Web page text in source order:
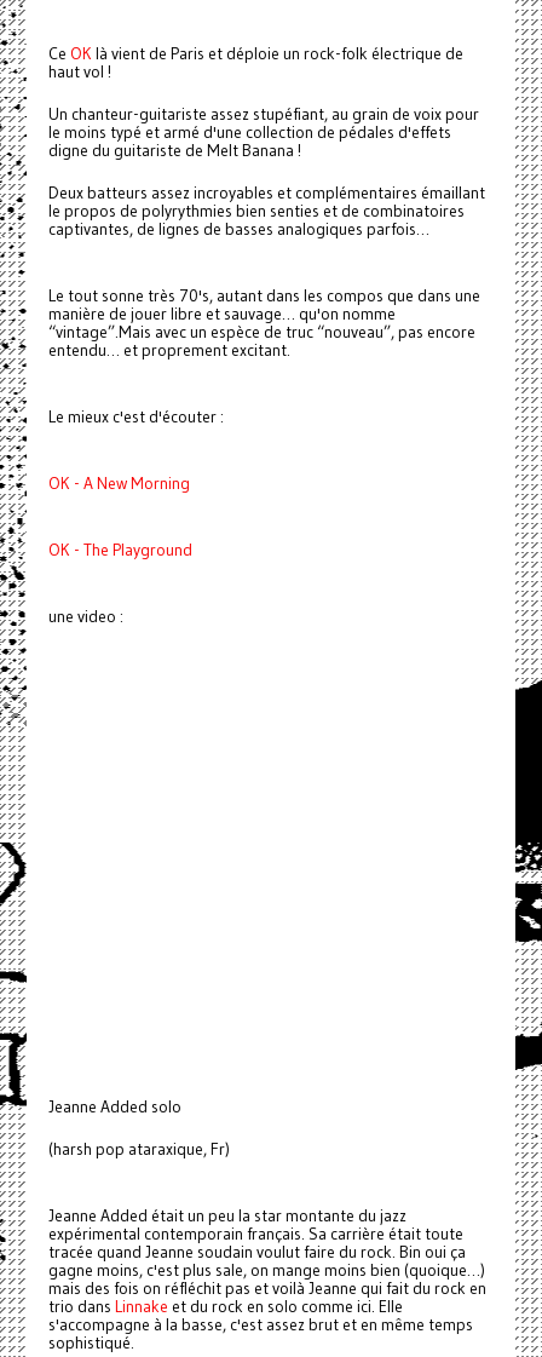
Ce OK là vient de Paris et déploie un rock-folk électrique de
haut vol !
Un chanteur-guitariste assez stupéfiant, au grain de voix pour
le moins typé et armé d'une collection de pédales d'effets
digne du guitariste de Melt Banana !
Deux batteurs assez incroyables et complémentaires émaillant
le propos de polyrythmies bien senties et de combinatoires
captivantes, de lignes de basses analogiques parfois…
Le tout sonne très 70's, autant dans les compos que dans une
manière de jouer libre et sauvage… qu'on nomme
“vintage”.Mais avec un espèce de truc “nouveau”, pas encore
entendu… et proprement excitant.
Le mieux c'est d'écouter :
OK - A New Morning
OK - The Playground
une video :
Jeanne Added solo
(harsh pop ataraxique, Fr)
Jeanne Added était un peu la star montante du jazz
expérimental contemporain français. Sa carrière était toute
tracée quand Jeanne soudain voulut faire du rock. Bin oui ça
gagne moins, c'est plus sale, on mange moins bien (quoique…)
mais des fois on réfléchit pas et voilà Jeanne qui fait du rock en
trio dans Linnake et du rock en solo comme ici. Elle
s'accompagne à la basse, c'est assez brut et en même temps
sophistiqué.